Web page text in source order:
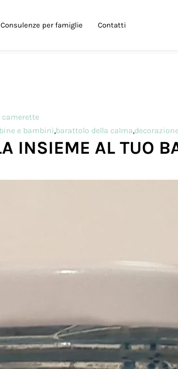
Consulenze per famiglie Contatti
camerette
e bambini,barattolo della calma,
INSIEME AL TUO